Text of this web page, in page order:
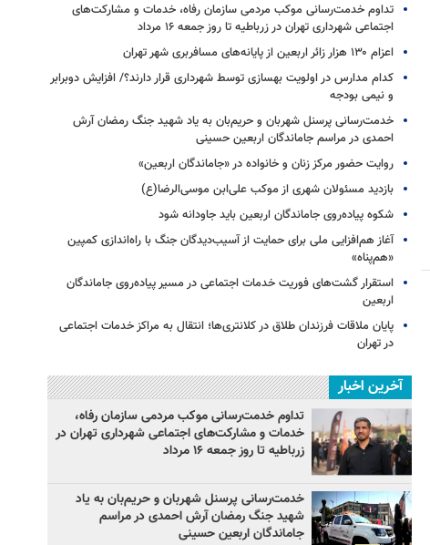
تداوم خدمت‌رسانی موکب مردمی سازمان رفاه، خدمات و مشارکت‌های
اجتماعی شهرداری تهران در زرباطیه تا روز جمعه ۱۶ مرداد
اعزام ۱۳۰ هزار زائر اربعین از پایانه‌های مسافربری شهر تهران
کدام مدارس در اولویت بهسازی توسط شهرداری قرار دارند؟/ افزایش دوبرابر
و نیمی بودجه
خدمت‌رسانی پرسنل شهربان و حریم‌بان به یاد شهید جنگ رمضان آرش
احمدی در مراسم جاماندگان اربعین حسینی
روایت حضور مرکز زنان و خانواده در «جاماندگان اربعین»
بازدید مسئولان شهری از موکب علی‌ابن موسی‌الرضا(ع)
شکوه پیاده‌روی جاماندگان اربعین باید جاودانه شود
آغاز هم‌افزایی ملی برای حمایت از آسیب‌دیدگان جنگ با راه‌اندازی کمپین
«هم‌پناه»
استقرار گشت‌های فوریت خدمات اجتماعی در مسیر پیاده‌روی جاماندگان
اربعین
پایان ملاقات فرزندان طلاق در کلانتری‌ها؛ انتقال به مراکز خدمات اجتماعی
در تهران
آخرین اخبار
تداوم خدمت‌رسانی موکب مردمی سازمان رفاه،
خدمات و مشارکت‌های اجتماعی شهرداری تهران در
زرباطیه تا روز جمعه ۱۶ مرداد
خدمت‌رسانی پرسنل شهربان و حریم‌بان به یاد
شهید جنگ رمضان آرش احمدی در مراسم
جاماندگان اربعین حسینی